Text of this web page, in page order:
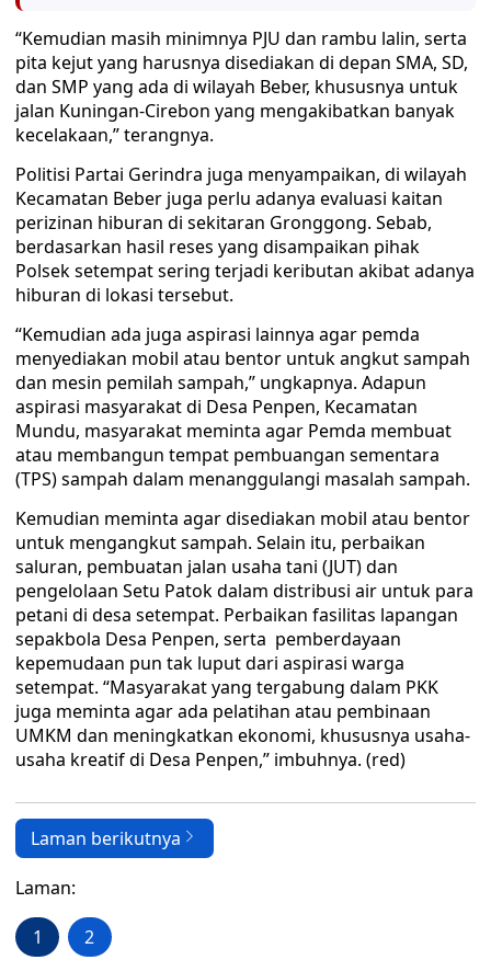
“Kemudian masih minimnya PJU dan rambu lalin, serta
pita kejut yang harusnya disediakan di depan SMA, SD,
dan SMP yang ada di wilayah Beber, khususnya untuk
jalan Kuningan-Cirebon yang mengakibatkan banyak
kecelakaan,” terangnya.
Politisi Partai Gerindra juga menyampaikan, di wilayah
Kecamatan Beber juga perlu adanya evaluasi kaitan
perizinan hiburan di sekitaran Gronggong. Sebab,
berdasarkan hasil reses yang disampaikan pihak
Polsek setempat sering terjadi keributan akibat adanya
hiburan di lokasi tersebut.
“Kemudian ada juga aspirasi lainnya agar pemda
menyediakan mobil atau bentor untuk angkut sampah
dan mesin pemilah sampah,” ungkapnya. Adapun
aspirasi masyarakat di Desa Penpen, Kecamatan
Mundu, masyarakat meminta agar Pemda membuat
atau membangun tempat pembuangan sementara
(TPS) sampah dalam menanggulangi masalah sampah.
Kemudian meminta agar disediakan mobil atau bentor
untuk mengangkut sampah. Selain itu, perbaikan
saluran, pembuatan jalan usaha tani (JUT) dan
pengelolaan Setu Patok dalam distribusi air untuk para
petani di desa setempat. Perbaikan fasilitas lapangan
sepakbola Desa Penpen, serta pemberdayaan
kepemudaan pun tak luput dari aspirasi warga
setempat. “Masyarakat yang tergabung dalam PKK
juga meminta agar ada pelatihan atau pembinaan
UMKM dan meningkatkan ekonomi, khususnya usaha-
usaha kreatif di Desa Penpen,” imbuhnya. (red)
Laman berikutnya
Laman:
1 2